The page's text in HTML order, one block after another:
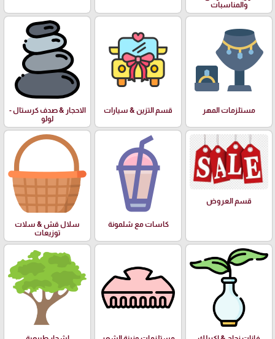
والمناسبات
مستلزمات المهر قسم التزين & سيارات
الاحجار & صدف كرستال -
لولو
قسم العروض
كاسات مع شلمونة
سلال قش & سلات
توزيعات